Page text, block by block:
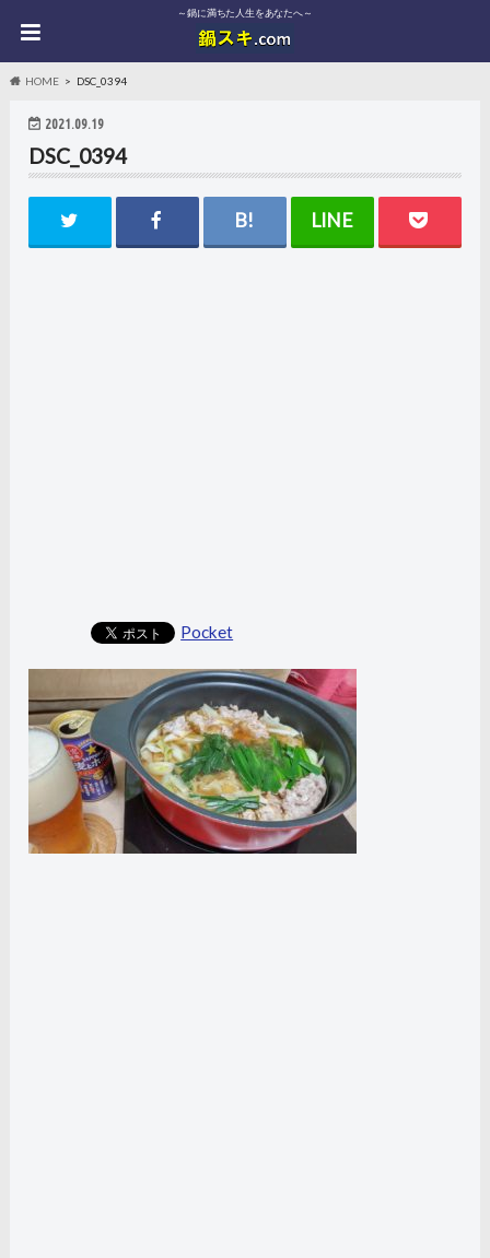
～鍋に満ちた人生をあなたへ～
HOME DSC_0394
2021.09.19
DSC_0394
Pocket